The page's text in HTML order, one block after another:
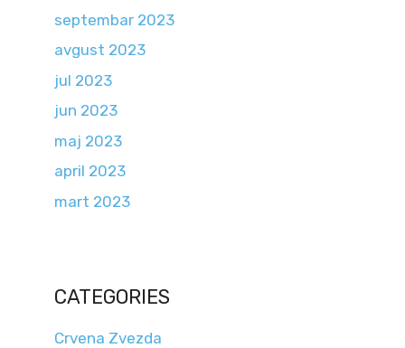
septembar 2023
avgust 2023
jul 2023
jun 2023
maj 2023
april 2023
mart 2023
CATEGORIES
Crvena Zvezda